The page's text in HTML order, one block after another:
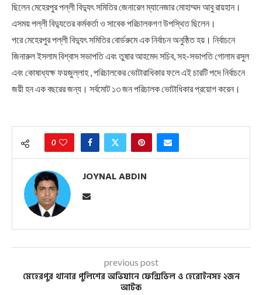
ছিলেন মেহেরপুর পল্লী বিদ্যুৎ সমিতির জেনারেল ম্যানেজার মোহাম্মদ আবু রায়হান।
এসময় পল্লী বিদ্যুতের কর্মকর্তা ও সাবেক পরিচালকগণ উপস্থিত ছিলেন।
পরে মেহেরপুর পল্লী বিদ্যুৎ সমিতির বোর্ডরুমে এক নির্বাচন অনুষ্ঠিত হয়। নির্বাচনে
জিনারুল ইসলাম বিশ্বাস সভাপতি এবং তুষার আহমেদ সচিব, সহ-সভাপতি গোলাম রসুল
এবং কোষাধ্যক্ষ ফয়জুল্লাহ , পরিচালকের ভোটারাধিকার ফলে এই চারটি পদে নির্বাচনে
জয়ী হন এক বছরের জন্য। সর্বমোট ১৩ জন পরিচালক ভোটাধিকার প্রয়োগ করেন।
0
JOYNAL ABDIN
previous post
মেহেরপুর থানার পুলিশের অভিযানে ফেন্সিডিল ও হেরোইনসহ ২জন
আটক